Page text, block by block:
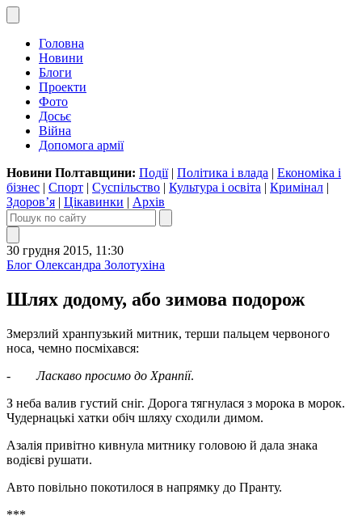
Головна
Новини
Блоги
Проекти
Фото
Досьє
Війна
Допомога армії
Новини Полтавщини: Події| Політика і влада | Економіка і
бізнес | Спорт | Суспільство | Культура і освіта | Кримінал |
Здоров’я | Цікавинки | Архів
30 грудня 2015, 11:30
Блог Олександра Золотухіна
Шлях додому, або зимова подорож
Змерзлий хранпузький митник, терши пальцем червоного
носа, чемно посміхався:
-Ласкаво просимо до Хранпії.
З неба валив густий сніг. Дорога тягнулася з морока в морок.
Чудернацькі хатки обіч шляху сходили димом.
Азалія привітно кивнула митнику головою й дала знака
водієві рушати.
Авто повільно покотилося в напрямку до Пранту.
***